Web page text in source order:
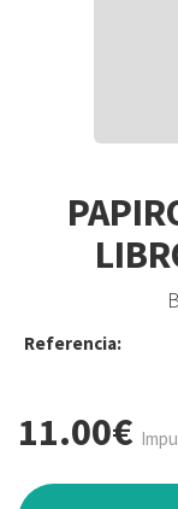
Referencia:
11.00€